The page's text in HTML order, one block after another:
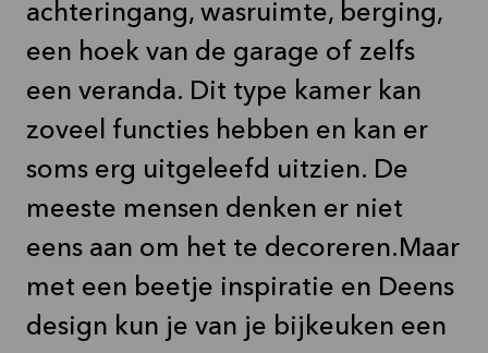
achteringang, wasruimte, berging,
een hoek van de garage of zelfs
een veranda. Dit type kamer kan
zoveel functies hebben en kan er
soms erg uitgeleefd uitzien. De
meeste mensen denken er niet
eens aan om het te decoreren.Maar
met een beetje inspiratie en Deens
design kun je van je bijkeuken een